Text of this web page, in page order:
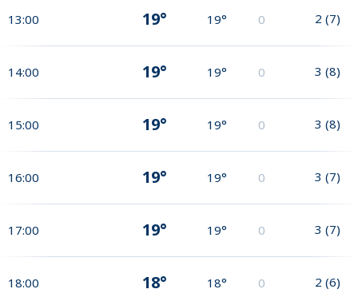
13:00 19° 19° 0 2 (7)
14:00 19° 19° 0 3 (8)
15:00 19° 19° 0 3 (8)
16:00 19° 19° 0 3 (7)
17:00 19° 19° 0 3 (7)
18:00 18° 18° 0 2 (6)